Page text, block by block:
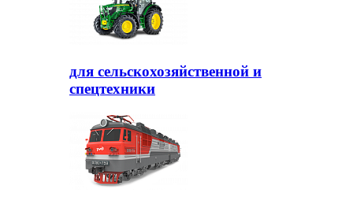
для сельскохозяйственной и
спецтехники